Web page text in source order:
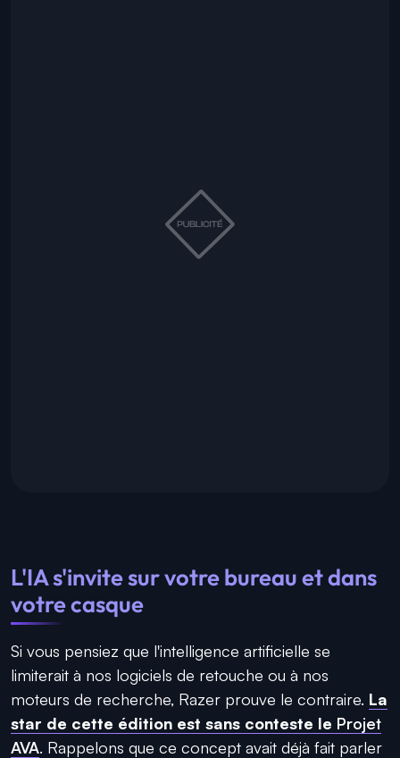
L'IA s'invite sur votre bureau et dans
votre casque
Si vous pensiez que l'intelligence artificielle se
limiterait à nos logiciels de retouche ou à nos
moteurs de recherche, Razer prouve le contraire. La
star de cette édition est sans conteste le Projet
AVA. Rappelons que ce concept avait déjà fait parler